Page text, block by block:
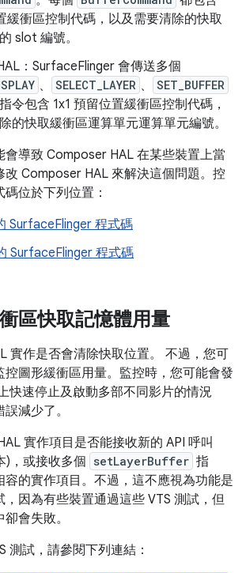
緩衝區控制代碼，以及需要清除的快取
slot 編號。
：SurfaceFlinger 會傳送多個
、 SELECT_LAYER 、 SET_BUFFER
令包含 1x1 預留位置緩衝區控制代碼，
的快取緩衝區運算單元運算單元編號。
會導致 Composer HAL 在某些裝置上當
改 Composer HAL 來解決這個問題。控
位於下列位置：
SurfaceFlinger 程式碼
SurfaceFlinger 程式碼
區快取記憶體用量
實作是否會清除快取位置。 不過，您可
控圖形緩衝區用量。監控時，您可能會發
快速停止及啟動多部不同影片的情況
減少了。
實作項目是否能接收新的 API 呼叫
)，或接收多個 setLayerBuffer 指
容的實作項目。不過，這不應視為功能是
因為有些裝置通過這些 VTS 測試，但
會失敗。
測試，請參閱下列連結：